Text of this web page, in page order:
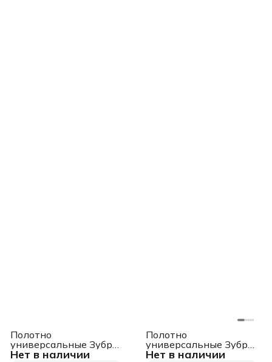
Нет в наличии
Полотно
универсальные Зубр
155700-U-28 1пред.
Нет в наличии
Полотно
универсальные Зубр
155700-U-21 1пред.